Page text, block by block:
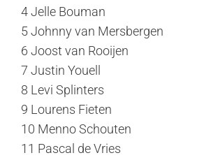
4 Jelle Bouman
5 Johnny van Mersbergen
6 Joost van Rooijen
7 Justin Youell
8 Levi Splinters
9 Lourens Fieten
10 Menno Schouten
11 Pascal de Vries